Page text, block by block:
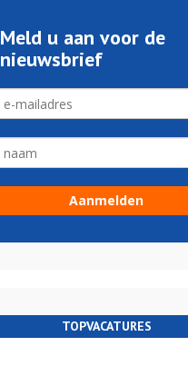
Meld u aan voor de
nieuwsbrief
TOPVACATURES